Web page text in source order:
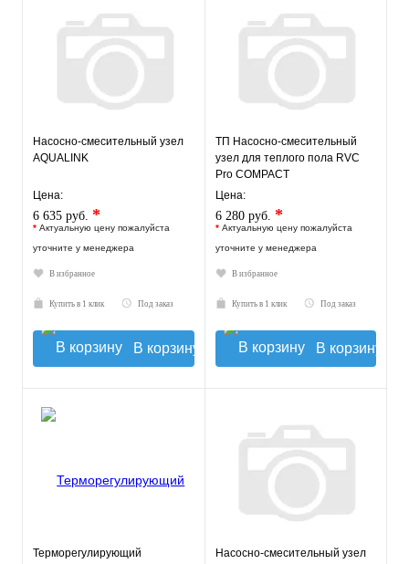
Насосно-смесительный узел
AQUALINK
Цена:
6 635 руб. *
* Актуальную цену пожалуйста
уточните у менеджера
В избранное
Купить в 1 клик Под заказ
В корзину
ТП Насосно-смесительный
узел для теплого пола RVC
Pro COMPACT
Цена:
6 280 руб. *
* Актуальную цену пожалуйста
уточните у менеджера
В избранное
Купить в 1 клик Под заказ
В корзину
Терморегулирующий
Насосно-смесительный узел